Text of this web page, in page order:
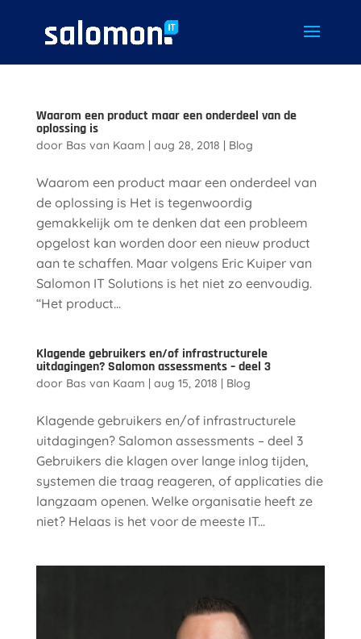
Waarom een product maar een onderdeel van de
oplossing is
door Bas van Kaam | aug 28, 2018 | Blog
Waarom een product maar een onderdeel van
de oplossing is Het is tegenwoordig
gemakkelijk om te denken dat een probleem
opgelost kan worden door een nieuw product
aan te schaffen. Maar volgens Eric Kuiper van
Salomon IT Solutions is het niet zo eenvoudig.
“Het product...
Klagende gebruikers en/of infrastructurele
uitdagingen? Salomon assessments – deel 3
door Bas van Kaam | aug 15, 2018 | Blog
Klagende gebruikers en/of infrastructurele
uitdagingen? Salomon assessments – deel 3
Gebruikers die klagen over lange inlog tijden,
systemen die traag reageren, of applicaties die
langzaam openen. Welke organisatie heeft ze
niet? Helaas is het voor de meeste IT...